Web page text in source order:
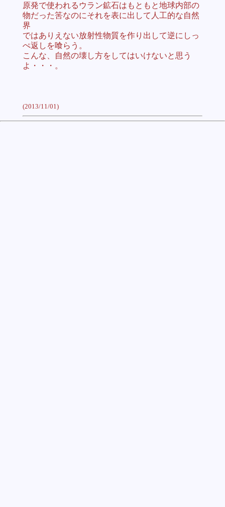
原発で使われるウラン鉱石はもともと地球内部の
物だった筈なのにそれを表に出して人工的な自然
界
ではありえない放射性物質を作り出して逆にしっ
ぺ返しを喰らう。
こんな、自然の壊し方をしてはいけないと思う
よ・・・。
(2013/11/01)